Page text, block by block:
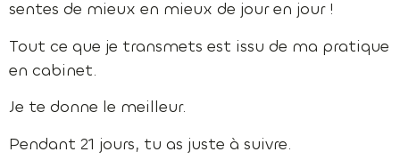
sentes de mieux en mieux de jour en jour !
Tout ce que je transmets est issu de ma pratique
en cabinet.
Je te donne le meilleur.
Pendant 21 jours, tu as juste à suivre.